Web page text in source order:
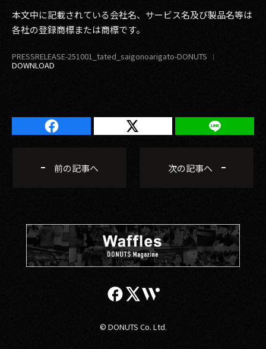
本文中に記載されている会社名、サービス名及び製品名等は
各社の登録商標または商標です。
PRESSRELEASE-251001_tated_saigonoarigato-DONUTS
前の記事へ 次の記事へ
© DONUTS Co. Ltd.